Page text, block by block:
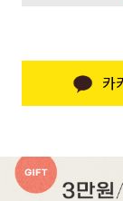
카